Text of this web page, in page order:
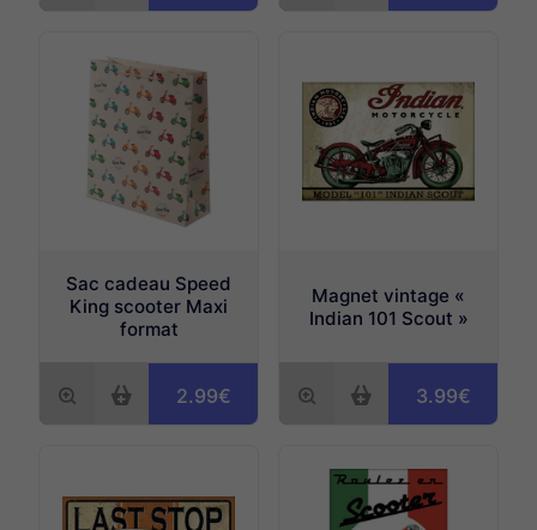
Sac cadeau Speed
King scooter Maxi
format
2.99€
Magnet vintage «
Indian 101 Scout »
3.99€